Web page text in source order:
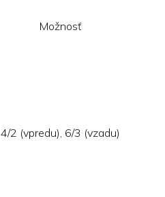
Možnosť
4/2 (vpredu), 6/3 (vzadu)